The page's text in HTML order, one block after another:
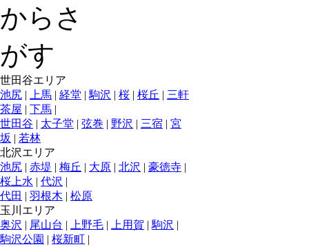
世田谷エリア
池尻 | 上馬 | 経堂 | 駒沢 | 桜 | 桜丘 | 三軒
茶屋 | 下馬 |
世田谷 | 太子堂 | 弦巻 | 野沢 | 三宿 | 宮
坂 | 若林
北沢エリア
池尻 | 赤堤 | 梅丘 | 大原 | 北沢 | 豪徳寺 |
桜上水 | 代沢 |
代田 | 羽根木 | 松原
玉川エリア
奥沢 | 尾山台 | 上野毛 | 上用賀 | 駒沢 |
駒沢公園 | 桜新町 |